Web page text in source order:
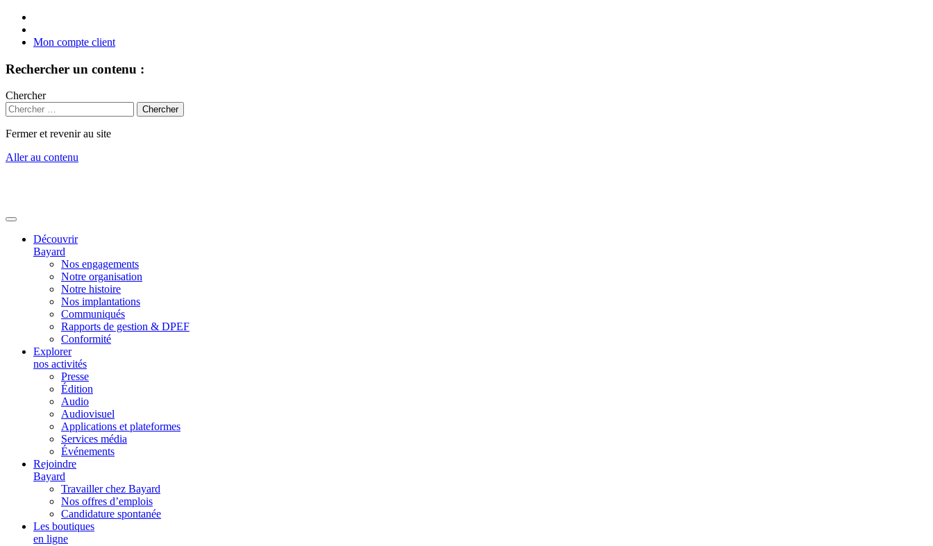
Mon compte client
Rechercher un contenu :
Chercher
Fermer et revenir au site
Aller au contenu
Découvrir
Bayard
Nos engagements
Notre organisation
Notre histoire
Nos implantations
Communiqués
Rapports de gestion & DPEF
Conformité
Explorer
nos activités
Presse
Édition
Audio
Audiovisuel
Applications et plateformes
Services média
Événements
Rejoindre
Bayard
Travailler chez Bayard
Nos offres d’emplois
Candidature spontanée
Les boutiques
en ligne